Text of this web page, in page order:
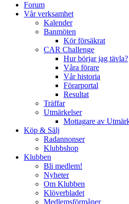
Forum
Vår verksamhet
Kalender
Banmöten
Kör försäkrat
CAR Challenge
Hur börjar jag tävla?
Våra förare
Vår historia
Förarportal
Resultat
Träffar
Utmärkelser
Mottagare av
Köp & Sälj
Radannonser
Klubbshop
Klubben
Bli medlem!
Nyheter
Om Klubben
Klöverbladet
Medlemsförmåner